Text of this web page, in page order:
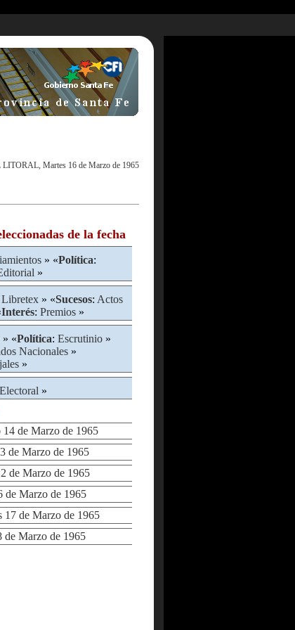
LITORAL, Martes 16 de Marzo de 1965
de la fecha
» «Política:
»
» «Sucesos: Actos
Interés: Premios »
» «Política: Escrutinio »
Nacionales »
»
»
de Marzo de 1965
de Marzo de 1965
de Marzo de 1965
Marzo de 1965
de Marzo de 1965
Marzo de 1965